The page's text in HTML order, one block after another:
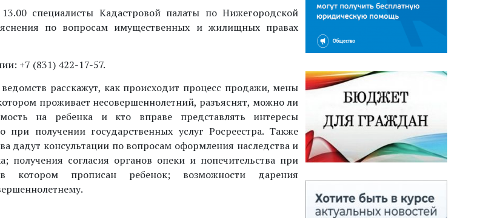
специалисты Кадастровой палаты по Нижегородской
по вопросам имущественных и жилищных правах
+7 (831) 422-17-57.
расскажут, как происходит процесс продажи, мены
проживает несовершеннолетний, разъяснят, можно ли
на ребенка и кто вправе представлять интересы
при получении государственных услуг Росреестра. Также
дадут консультации по вопросам оформления наследства и
получения согласия органов опеки и попечительства при
котором прописан ребенок; возможности дарения